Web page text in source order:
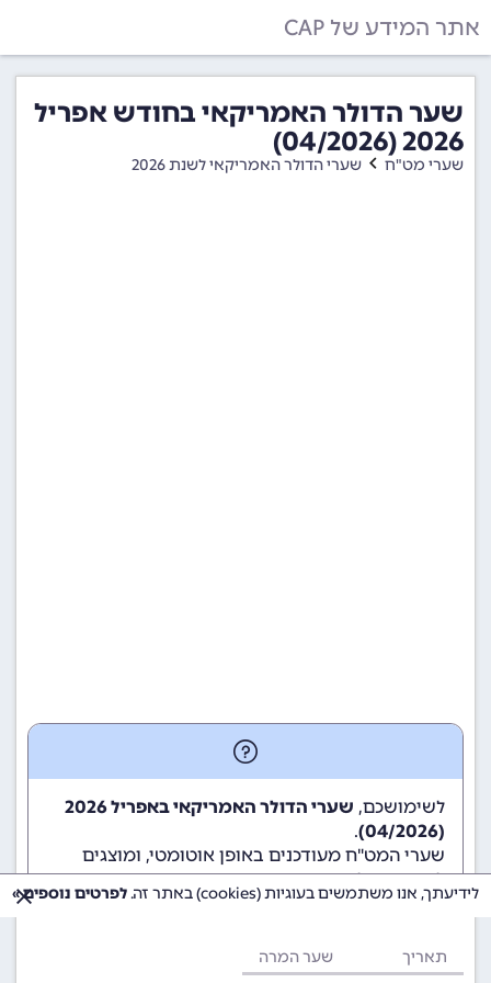
אתר המידע של CAP
שער הדולר האמריקאי בחודש אפריל
2026 (04/2026)
שערי מט"ח שערי הדולר האמריקאי לשנת 2026
לשימושכם,
שערי הדולר האמריקאי באפריל 2026
(04/2026)
.
שערי המט"ח מעודכנים באופן אוטומטי, ומוצגים
לשימוש גולשי ומשתמשי האתר.
תאריך שער המרה
לידיעתך, אנו משתמשים בעוגיות (cookies) באתר זה. לפרטים נוספים »